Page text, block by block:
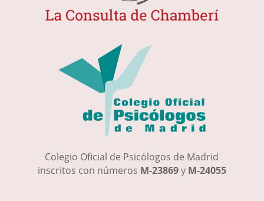
Colegio Oficial de Psicólogos de Madrid
inscritos con números M-23869yM-24055